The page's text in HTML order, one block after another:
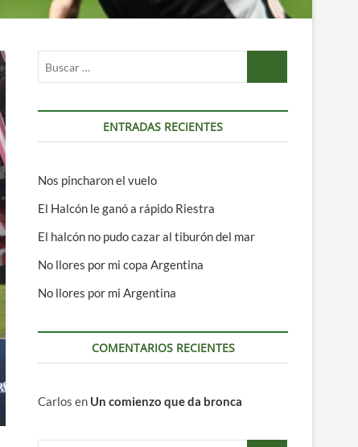
ENTRADAS RECIENTES
Nos pincharon el vuelo
El Halcón le ganó a rápido Riestra
El halcón no pudo cazar al tiburón del mar
No llores por mi copa Argentina
No llores por mi Argentina
COMENTARIOS RECIENTES
Carlos en Un comienzo que da bronca